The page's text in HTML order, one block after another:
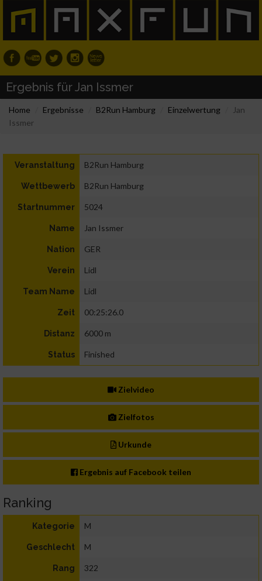
Ergebnis für Jan Issmer
Home Ergebnisse B2Run Hamburg Einzelwertung
Jan
Issmer
Veranstaltung B2Run Hamburg
Wettbewerb B2Run Hamburg
Startnummer 5024
Name Jan Issmer
Nation GER
Verein Lidl
Team Name Lidl
Zeit 00:25:26.0
Distanz 6000 m
Status Finished
Zielvideo
Zielfotos
Urkunde
Ergebnis auf Facebook teilen
Ranking
Kategorie M
Geschlecht M
Rang 322